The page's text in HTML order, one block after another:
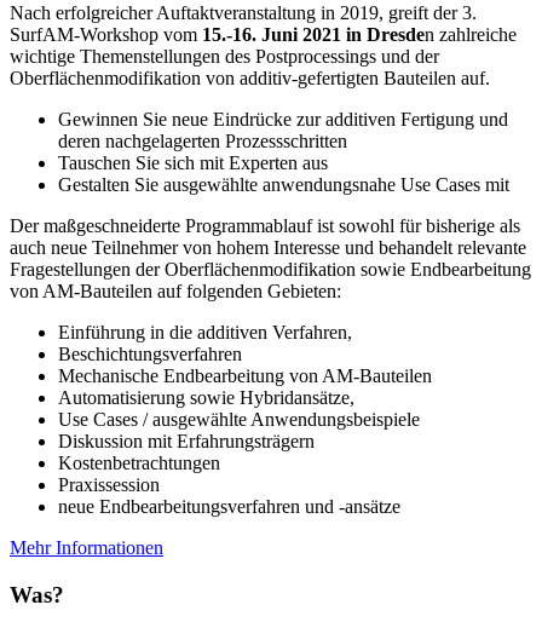
Nach erfolgreicher Auftaktveranstaltung in 2019, greift der 3.
SurfAM-Workshop vom 15.-16. Juni 2021 in Dresden zahlreiche
wichtige Themenstellungen des Postprocessings und der
Oberflächenmodifikation von additiv-gefertigten Bauteilen auf.
Gewinnen Sie neue Eindrücke zur additiven Fertigung und
deren nachgelagerten Prozessschritten
Tauschen Sie sich mit Experten aus
Gestalten Sie ausgewählte anwendungsnahe Use Cases mit
Der maßgeschneiderte Programmablauf ist sowohl für bisherige als
auch neue Teilnehmer von hohem Interesse und behandelt relevante
Fragestellungen der Oberflächenmodifikation sowie Endbearbeitung
von AM-Bauteilen auf folgenden Gebieten:
Einführung in die additiven Verfahren,
Beschichtungsverfahren
Mechanische Endbearbeitung von AM-Bauteilen
Automatisierung sowie Hybridansätze,
Use Cases / ausgewählte Anwendungsbeispiele
Diskussion mit Erfahrungsträgern
Kostenbetrachtungen
Praxissession
neue Endbearbeitungsverfahren und -ansätze
Mehr Informationen
Was?